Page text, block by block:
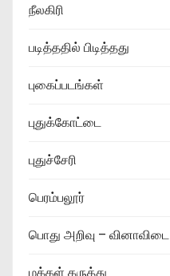
நீலகிரி
படித்ததில் பிடித்தது
புகைப்படங்கள்
புதுக்கோட்டை
புதுச்சேரி
பெரம்பலூர்
பொது அறிவு – வினாவிடை